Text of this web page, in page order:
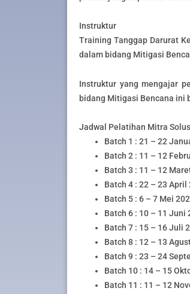
Instruktur
Training Tanggap Darurat
dalam bidang Mitigasi
Instruktur yang mengajar
bidang Mitigasi Bencana ini
Jadwal Pelatihan Mitra
Batch 1 : 21 – 22
Batch 2 : 11 – 12
Batch 3 : 11 – 12
Batch 4 : 22 – 23 April
Batch 5 : 6 – 7 Mei
Batch 6 : 10 – 11 Juni
Batch 7 : 15 – 16 Juli
Batch 8 : 12 – 13
Batch 9 : 23 – 24
Batch 10 : 14 – 15
Batch 11 : 11 – 12